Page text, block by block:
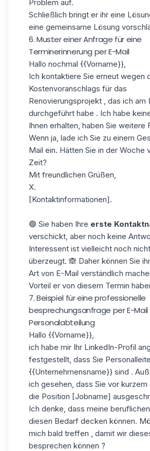
Problem auf.
Schließlich bringt er ihr eine
eine gemeinsame Lösung
6. Muster einer Anfrage für eine
Terminerinnerung per E-Mail
Hallo nochmal {{Vorname}},
Ich kontaktiere Sie erneut wegen
Kostenvoranschlags für das
Renovierungsprojekt , das ich am
durchgeführt habe . Ich habe
Ihnen erhalten, haben Sie weitere
Wenn ja, lade ich Sie zu einem
Mail ein. Hätten Sie in der Woche
Zeit?
Mit freundlichen Grüßen,
X.
[Kontaktinformationen].
🟢 Sie haben Ihre erste
verschickt, aber noch keine
Interessent ist vielleicht noch
überzeugt. 🙈 Daher können Sie
Art von E-Mail verständlich
Vorteil er von diesem Termin
7. Beispiel für eine professionelle
besprechungsanfrage per E-Mail
Personalabteilung
Hallo {{Vorname}},
ich habe mir Ihr LinkedIn-Profil
festgestellt, dass Sie
{{Unternehmensname}} sind .
ich gesehen, dass Sie vor kurzem
die Position [Jobname]
Ich denke, dass meine
diesen Bedarf decken können.
mich bald treffen , damit wir
besprechen können ?